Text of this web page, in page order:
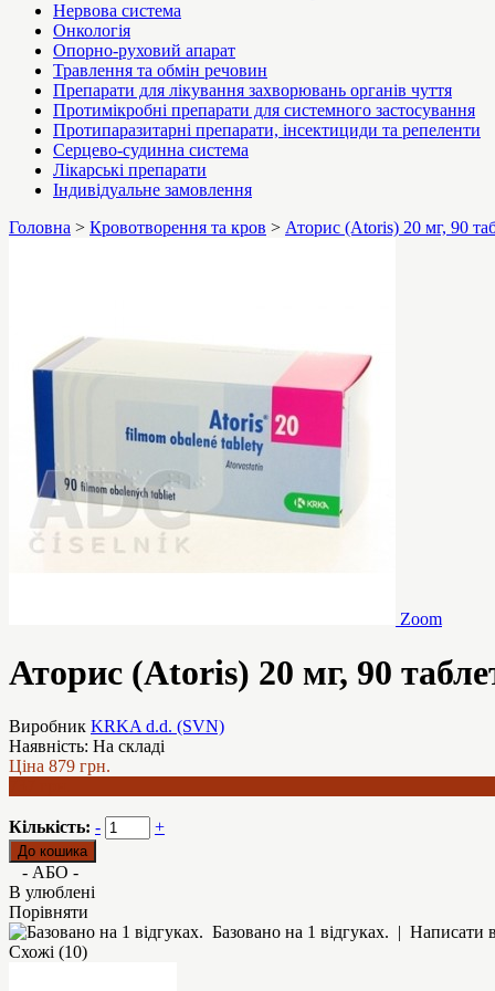
Нервова система
Онкологія
Опорно-руховий апарат
Травлення та обмін речовин
Препарати для лікування захворювань органів чуття
Протимікробні препарати для системного застосування
Протипаразитарні препарати, інсектициди та репеленти
Серцево-судинна система
Лікарські препарати
Індивідуальне замовлення
Головна > Кровотворення та кров > Аторис (Atoris) 20 мг, 90
Zoom
Аторис (Atoris) 20 мг, 90
Виробник KRKA d.d. (SVN)
Наявність: На складі
Ціна 879 грн.
Кількість: - +
- АБО -
В улюблені
Порівняти
Базовано на 1 відгуках. | Написати
Схожі (10)